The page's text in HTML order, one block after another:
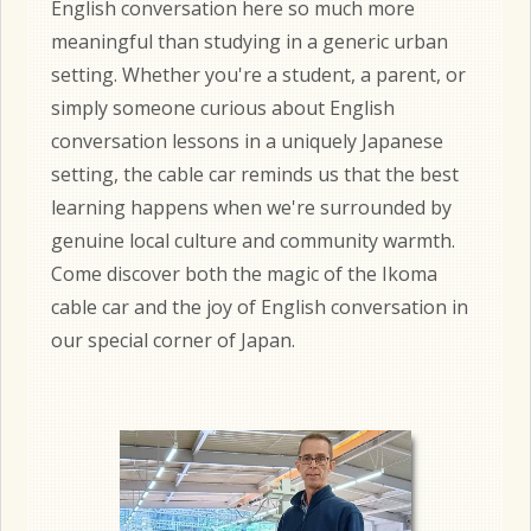
English conversation here so much more
meaningful than studying in a generic urban
setting. Whether you're a student, a parent, or
simply someone curious about English
conversation lessons in a uniquely Japanese
setting, the cable car reminds us that the best
learning happens when we're surrounded by
genuine local culture and community warmth.
Come discover both the magic of the Ikoma
cable car and the joy of English conversation in
our special corner of Japan.